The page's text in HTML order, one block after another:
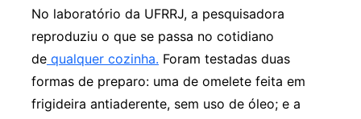
No laboratório da UFRRJ, a pesquisadora
reproduziu o que se passa no cotidiano
dequalquer cozinha. Foram testadas duas
formas de preparo: uma de omelete feita em
frigideira antiaderente, sem uso de óleo; e a